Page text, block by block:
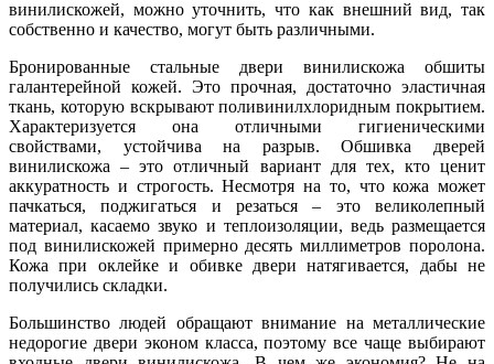
винилискожей, можно уточнить, что как внешний вид, так
собственно и качество, могут быть различными.
Бронированные стальные двери винилискожа обшиты
галантерейной кожей. Это прочная, достаточно эластичная
ткань, которую вскрывают поливинилхлоридным покрытием.
Характеризуется она отличными гигиеническими
свойствами, устойчива на разрыв. Обшивка дверей
винилискожа – это отличный вариант для тех, кто ценит
аккуратность и строгость. Несмотря на то, что кожа может
пачкаться, поджигаться и резаться – это великолепный
материал, касаемо звуко и теплоизоляции, ведь размещается
под винилискожей примерно десять миллиметров поролона.
Кожа при оклейке и обивке двери натягивается, дабы не
получились складки.
Большинство людей обращают внимание на металлические
недорогие двери эконом класса, поэтому все чаще выбирают